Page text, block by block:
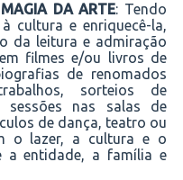
DA ARTE: Tendo
cultura e enriquecê-la,
da leitura e admiração
em filmes e/ou livros de
de renomados
, sorteios de
sessões nas salas de
de dança, teatro ou
o lazer, a cultura e o
a entidade, a família e